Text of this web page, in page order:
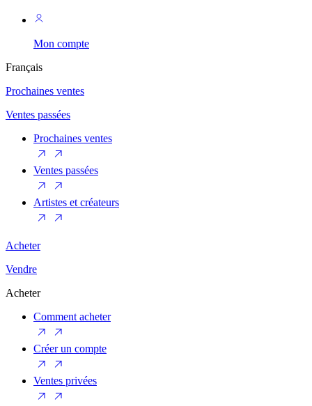
Mon compte
Français
Prochaines ventes
Ventes passées
Prochaines ventes
Ventes passées
Artistes et créateurs
Acheter
Vendre
Acheter
Comment acheter
Créer un compte
Ventes privées